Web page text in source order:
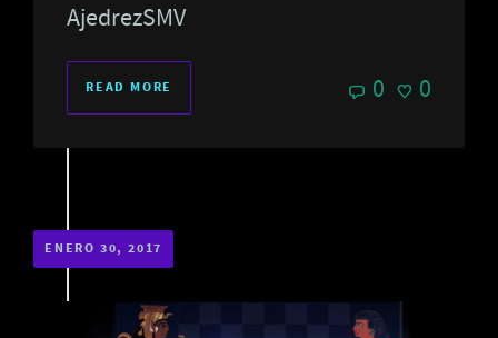
AjedrezSMV
READ MORE 0 0
ENERO 30, 2017